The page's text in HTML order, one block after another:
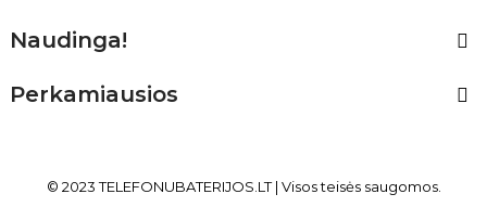
Naudinga! 
Perkamiausios 
© 2023 TELEFONUBATERIJOS .LT| Visos teisės saugomos.